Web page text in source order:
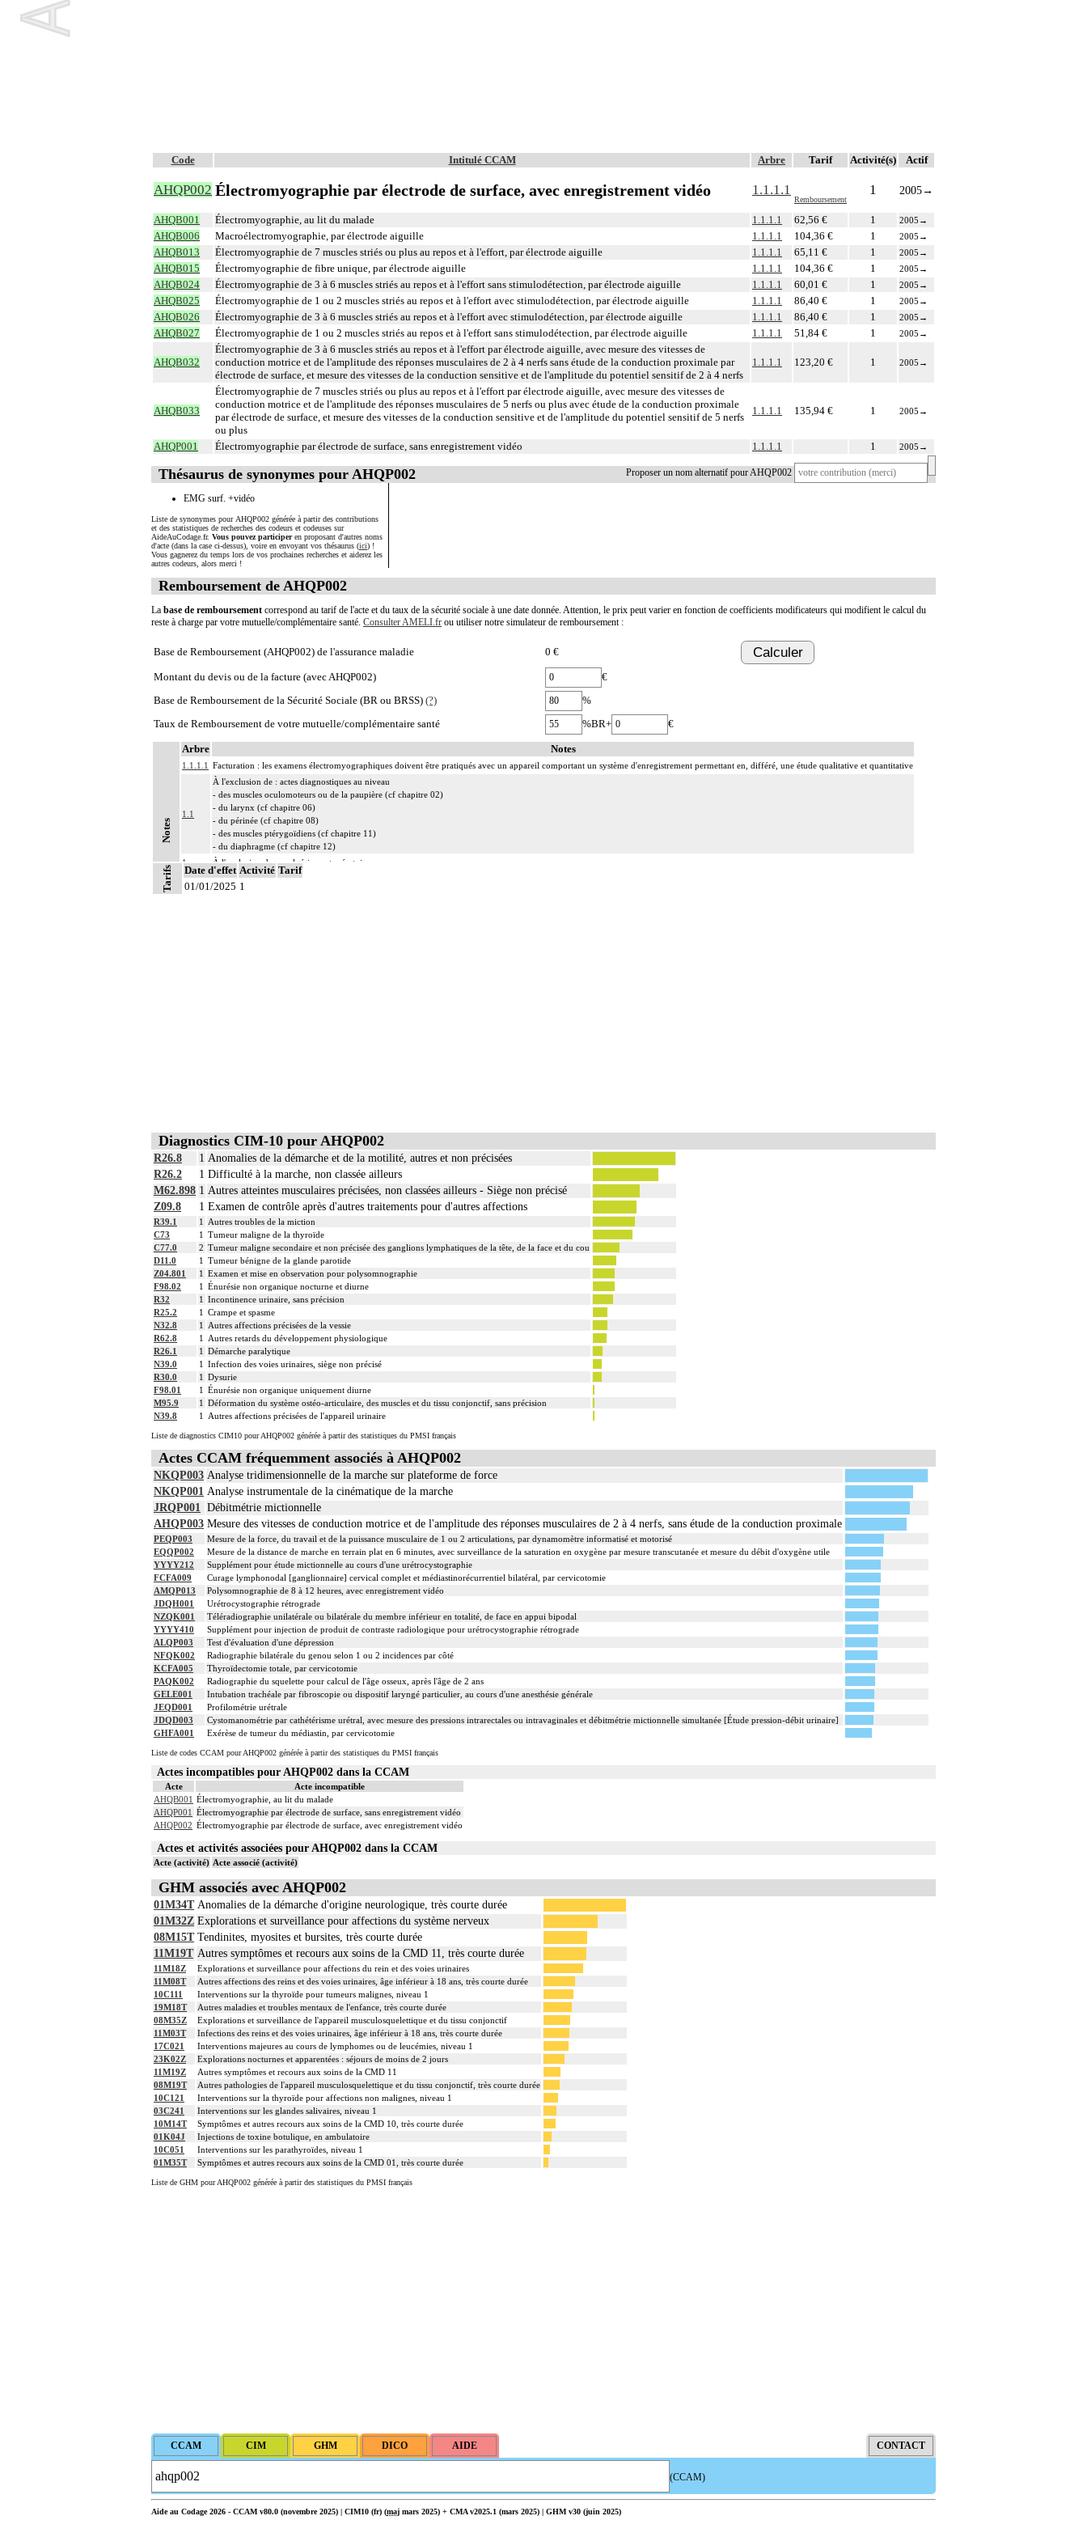
Code Intitulé CCAM Arbre Tarif Activité(s) Actif
AHQP002 Électromyographie par électrode de surface, avec enregistrement vidéo 1.1.1.1
Remboursement
1 2005→
AHQB001 Électromyographie, au lit du malade 1.1.1.1 62,56 € 1 2005 →
AHQB006 Macroélectromyographie, par électrode aiguille 1.1.1.1 104,36 € 1 2005 →
AHQB013 Électromyographie de 7 muscles striés ou plus au repos et à l'effort, par électrode aiguille 1.1.1.1 65,11 € 1 2005 →
AHQB015 Électromyographie de fibre unique, par électrode aiguille 1.1.1.1 104,36 € 1 2005 →
AHQB024 Électromyographie de 3 à 6 muscles striés au repos et à l'effort sans stimulodétection, par électrode aiguille 1.1.1.1 60,01 € 1 2005 →
AHQB025 Électromyographie de 1 ou 2 muscles striés au repos et à l'effort avec stimulodétection, par électrode aiguille 1.1.1.1 86,40 € 1 2005 →
AHQB026 Électromyographie de 3 à 6 muscles striés au repos et à l'effort avec stimulodétection, par électrode aiguille 1.1.1.1 86,40 € 1 2005 →
AHQB027 Électromyographie de 1 ou 2 muscles striés au repos et à l'effort sans stimulodétection, par électrode aiguille 1.1.1.1 51,84 € 1 2005 →
AHQB032
Électromyographie de 3 à 6 muscles striés au repos et à l'effort par électrode aiguille, avec mesure des vitesses de
conduction motrice et de l'amplitude des réponses musculaires de 2 à 4 nerfs sans étude de la conduction proximale par
électrode de surface, et mesure des vitesses de la conduction sensitive et de l'amplitude du potentiel sensitif de 2 à 4 nerfs
1.1.1.1 123,20 € 1 2005 →
AHQB033
Électromyographie de 7 muscles striés ou plus au repos et à l'effort par électrode aiguille, avec mesure des vitesses de
conduction motrice et de l'amplitude des réponses musculaires de 5 nerfs ou plus avec étude de la conduction proximale
par électrode de surface, et mesure des vitesses de la conduction sensitive et de l'amplitude du potentiel sensitif de 5 nerfs
ou plus
1.1.1.1 135,94 € 1 2005 →
AHQP001 Électromyographie par électrode de surface, sans enregistrement vidéo 1.1.1.1 1 2005 →
Proposer un nom alternatif pour AHQP002
Thésaurus de synonymes pour AHQP002
EMG surf. +vidéo
Liste de synonymes pour AHQP002 générée à partir des contributions
et des statistiques de recherches des codeurs et codeuses sur
AideAuCodage.fr. Vous pouvez participeren proposant d'autres noms
d'acte (dans la case ci-dessus), voire en envoyant vos thésaurus (ici) !
Vous gagnerez du temps lors de vos prochaines recherches et aiderez les
autres codeurs, alors merci !
Remboursement de AHQP002
La base de remboursement correspond au tarif de l'acte et du taux de la sécurité sociale à une date donnée. Attention, le prix peut varier en fonction de coefficients modificateurs qui modifient le calcul du
reste à charge par votre mutuelle/complémentaire santé. Consulter AMELI.fr ou utiliser notre simulateur de remboursement :
Base de Remboursement (AHQP002) de l'assurance maladie 0 € Calculer
Montant du devis ou de la facture (avec AHQP002)
€
Base de Remboursement de la Sécurité Sociale (BR ou BRSS) (?)
%
Taux de Remboursement de votre mutuelle/complémentaire santé
%BR+ €
Notes
Arbre Notes
1.1.1.1 Facturation : les examens électromyographiques doivent être pratiqués avec un appareil comportant un système d'enregistrement permettant en, différé, une étude qualitative et quantitative
1.1
À l'exclusion de : actes diagnostiques au niveau
- des muscles oculomoteurs ou de la paupière (cf chapitre 02)
- du larynx (cf chapitre 06)
- du périnée (cf chapitre 08)
- des muscles ptérygoïdiens (cf chapitre 11)
- du diaphragme (cf chapitre 12)
1
À l'exclusion de : analgésie postopératoire
1
Par intrathécal, on entend : dans l'espace subarachnoïdien.
Tarifs Date d'effet Activité Tarif
01/01/2025 1
Diagnostics CIM-10 pour AHQP002
R26.8 1 Anomalies de la démarche et de la motilité, autres et non précisées
R26.2
1 Difficulté à la marche, non classée ailleurs
M62.898 1 Autres atteintes musculaires précisées, non classées ailleurs - Siège non précisé
Z09.8
1 Examen de contrôle après d'autres traitements pour d'autres affections
R39.1 1
Autres troubles de la miction
C73
1 Tumeur maligne de la thyroïde
C77.0
2 Tumeur maligne secondaire et non précisée des ganglions lymphatiques de la tête, de la face et du cou
D11.0
1 Tumeur bénigne de la glande parotide
Z04.801
1 Examen et mise en observation pour polysomnographie
F98.02
1 Énurésie non organique nocturne et diurne
R32
1 Incontinence urinaire, sans précision
R25.2
1 Crampe et spasme
N32.8
1
Autres affections précisées de la vessie
R62.8
1
Autres retards du développement physiologique
R26.1
1 Démarche paralytique
N39.0
1 Infection des voies urinaires, siège non précisé
R30.0
1 Dysurie
F98.01
1 Énurésie non organique uniquement diurne
M95.9
1 Déformation du système ostéo-articulaire, des muscles et du tissu conjonctif, sans précision
N39.8
1 Autres affections précisées de l'appareil urinaire
Liste de diagnostics CIM10 pour AHQP002 générée à partir des statistiques du PMSI français
Actes CCAM fréquemment associés à AHQP002
NKQP003 Analyse tridimensionnelle de la marche sur plateforme de force
NKQP001 Analyse instrumentale de la cinématique de la marche
JRQP001 Débitmétrie mictionnelle
AHQP003 Mesure des vitesses de conduction motrice et de l'amplitude des réponses musculaires de 2 à 4 nerfs, sans étude de la conduction proximale
PEQP003
Mesure de la force, du travail et de la puissance musculaire de 1 ou 2 articulations, par dynamomètre informatisé et motorisé
EQQP002
Mesure de la distance de marche en terrain plat en 6 minutes, avec surveillance de la saturation en oxygène par mesure transcutanée et mesure du débit d'oxygène utile
YYYY212
Supplément pour étude mictionnelle au cours d'une urétrocystographie
FCFA009
Curage lymphonodal [ganglionnaire] cervical complet et médiastinorécurrentiel bilatéral, par cervicotomie
AMQP013
Polysomnographie de 8 à 12 heures, avec enregistrement vidéo
JDQH001
Urétrocystographie rétrograde
NZQK001
Téléradiographie unilatérale ou bilatérale du membre inférieur en totalité, de face en appui bipodal
YYYY410
Supplément pour injection de produit de contraste radiologique pour urétrocystographie rétrograde
ALQP003
Test d'évaluation d'une dépression
NFQK002
Radiographie bilatérale du genou selon 1 ou 2 incidences par côté
KCFA005
Thyroïdectomie totale, par cervicotomie
PAQK002
Radiographie du squelette pour calcul de l'âge osseux, après l'âge de 2 ans
GELE001
Intubation trachéale par fibroscopie ou dispositif laryngé particulier, au cours d'une anesthésie générale
JEQD001
Profilométrie urétrale
JDQD003
Cystomanométrie par cathétérisme urétral, avec mesure des pressions intrarectales ou intravaginales et débitmétrie mictionnelle simultanée [Étude pression-débit urinaire]
GHFA001
Exérèse de tumeur du médiastin, par cervicotomie
Liste de codes CCAM pour AHQP002 générée à partir des statistiques du PMSI français
Actes incompatibles pour AHQP002 dans la CCAM
Acte
Acte incompatible
AHQB001 Électromyographie, au lit du malade
AHQP001 Électromyographie par électrode de surface, sans enregistrement vidéo
AHQP002 Électromyographie par électrode de surface, avec enregistrement vidéo
Actes et activités associées pour AHQP002 dans la CCAM
Acte (activité) Acte associé (activité)
GHM associés avec AHQP002
01M34T Anomalies de la démarche d'origine neurologique, très courte durée
01M32Z Explorations et surveillance pour affections du système nerveux
08M15T Tendinites, myosites et bursites, très courte durée
11M19T Autres symptômes et recours aux soins de la CMD 11, très courte durée
11M18Z
Explorations et surveillance pour affections du rein et des voies urinaires
11M08T
Autres affections des reins et des voies urinaires, âge inférieur à 18 ans, très courte durée
10C111
Interventions sur la thyroïde pour tumeurs malignes, niveau 1
19M18T
Autres maladies et troubles mentaux de l'enfance, très courte durée
08M35Z
Explorations et surveillance de l'appareil musculosquelettique et du tissu conjonctif
11M03T
Infections des reins et des voies urinaires, âge inférieur à 18 ans, très courte durée
17C021
Interventions majeures au cours de lymphomes ou de leucémies, niveau 1
23K02Z
Explorations nocturnes et apparentées : séjours de moins de 2 jours
11M19Z
Autres symptômes et recours aux soins de la CMD 11
08M19T
Autres pathologies de l'appareil musculosquelettique et du tissu conjonctif, très courte durée
10C121
Interventions sur la thyroïde pour affections non malignes, niveau 1
03C241
Interventions sur les glandes salivaires, niveau 1
10M14T
Symptômes et autres recours aux soins de la CMD 10, très courte durée
01K04J
Injections de toxine botulique, en ambulatoire
10C051
Interventions sur les parathyroïdes, niveau 1
01M35T
Symptômes et autres recours aux soins de la CMD 01, très courte durée
Liste de GHM pour AHQP002 générée à partir des statistiques du PMSI français
(CCAM)
Aide au Codage 2026 - CCAM v80.0 (novembre 2025) | CIM10 (fr) (maj mars 2025) + CMA v2025.1 (mars 2025) | GHM v30 (juin 2025)